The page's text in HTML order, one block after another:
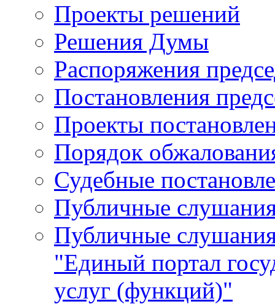
Проекты решений
Решения Думы
Распоряжения
Постановления
Проекты
Порядок
Судебные
Публичные
Публичные
"Единый портал
услуг (функций)"